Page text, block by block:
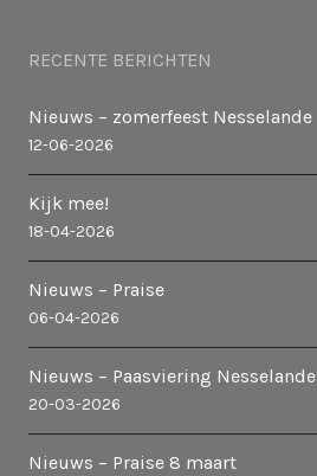
RECENTE BERICHTEN
Nieuws – zomerfeest Nesselande
12-06-2026
Kijk mee!
18-04-2026
Nieuws – Praise
06-04-2026
Nieuws – Paasviering Nesselande
20-03-2026
Nieuws – Praise 8 maart